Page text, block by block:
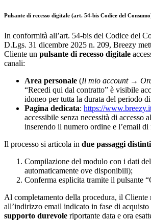
Pulsante di recesso digitale (art. 54-bis Codice del
In conformità all’art. 54-bis del Codice del
D.Lgs. 31 dicembre 2025 n. 209, Breezy
Cliente un pulsante di recesso digitale
canali:
Area personale (Il mio account →
“Recedi qui dal contratto” è visibile
idoneo per tutta la durata del periodo di
Pagina dedicata: https://
accessibile senza necessità di accesso
inserendo il numero ordine e l’email di
Il processo si articola in due passaggi distinti
Compilazione del modulo con i dati
automaticamente ove disponibili);
Conferma esplicita tramite il pulsante
Al completamento della procedura, il Cliente
all’indirizzo email indicato in fase di acquisto
supporto durevole riportante data e ora